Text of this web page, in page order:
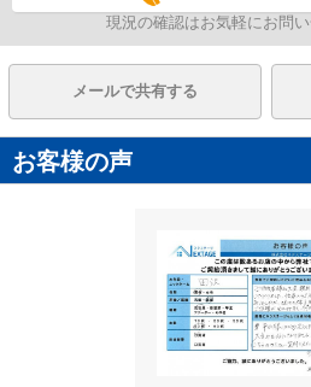
現況の確認はお気軽にお問い
メールで共有する
お客様の声